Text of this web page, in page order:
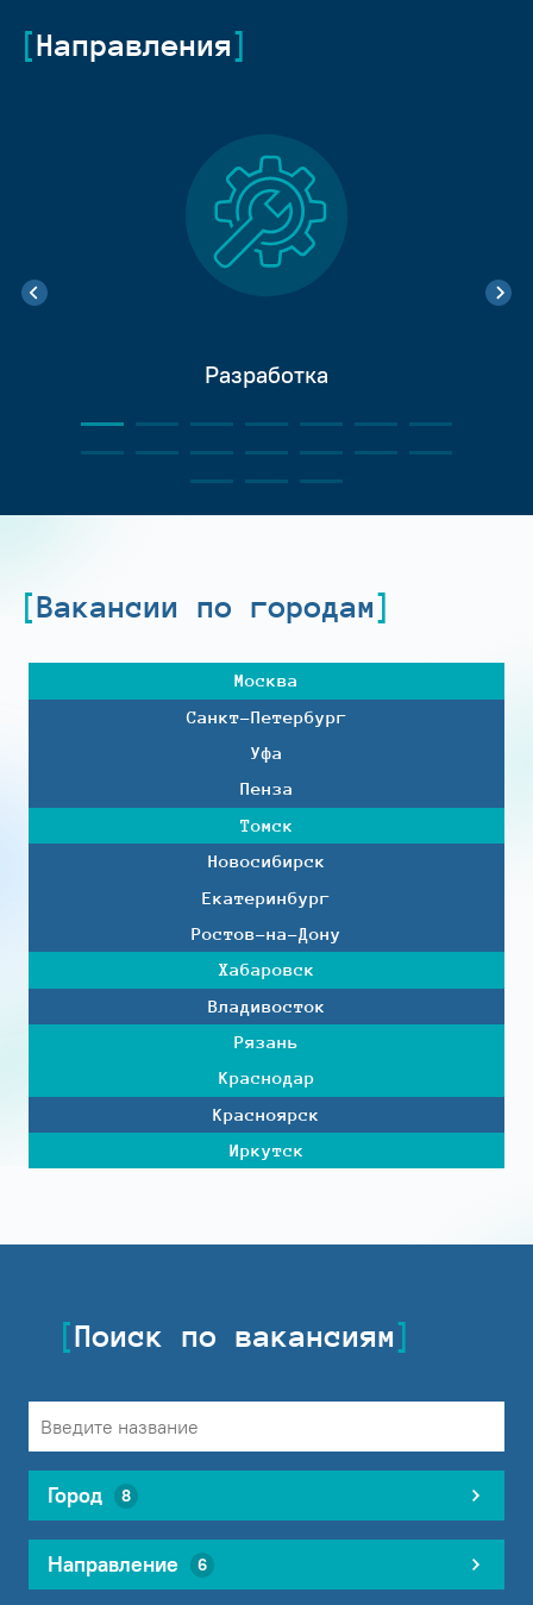
Направления
Разработка
Вакансии по городам
Москва
Санкт-Петербург
Уфа
Пенза
Томск
Новосибирск
Екатеринбург
Ростов-на-Дону
Хабаровск
Владивосток
Рязань
Краснодар
Красноярск
Иркутск
Поиск по вакансиям
Город 8
Направление 6